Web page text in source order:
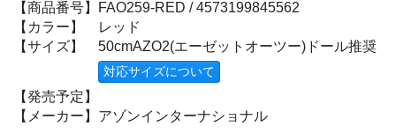
【商品番号】 FAO259-RED /4573199845562
【カラー】
レッド
【サイズ】
50cmAZO2(エーゼットオーツー)ドール推奨
対応サイズについて
【発売予定】
【メーカー】 アゾンインターナショナル